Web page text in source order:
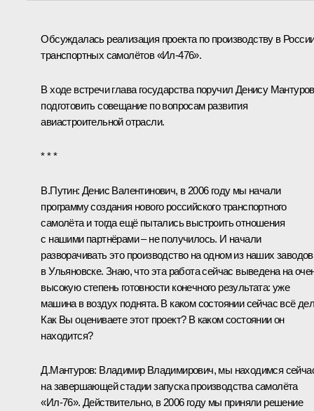
Обсуждалась реализация проекта по производству в
транспортных самолётов «Ил-476».
В ходе встречи глава государства поручил Денису
подготовить совещание по вопросам развития
авиастроительной отрасли.
* * *
В.Путин: Денис Валентинович, в 2006 году мы начали
программу создания нового российского транспортного
самолёта и тогда ещё пытались выстроить отношения
с нашими партнёрами – не получилось. И начали
разворачивать это производство на одном из наших заводов
в Ульяновске. Знаю, что эта работа сейчас выведена на
высокую степень готовности конечного результата: уже
машина в воздух поднята. В каком состоянии сейчас всё
Как Вы оцениваете этот проект? В каком состоянии он
находится?
Д.Мантуров: Владимир Владимирович, мы находимся
на завершающей стадии запуска производства самолёта
«Ил-76». Действительно, в 2006 году мы приняли решение